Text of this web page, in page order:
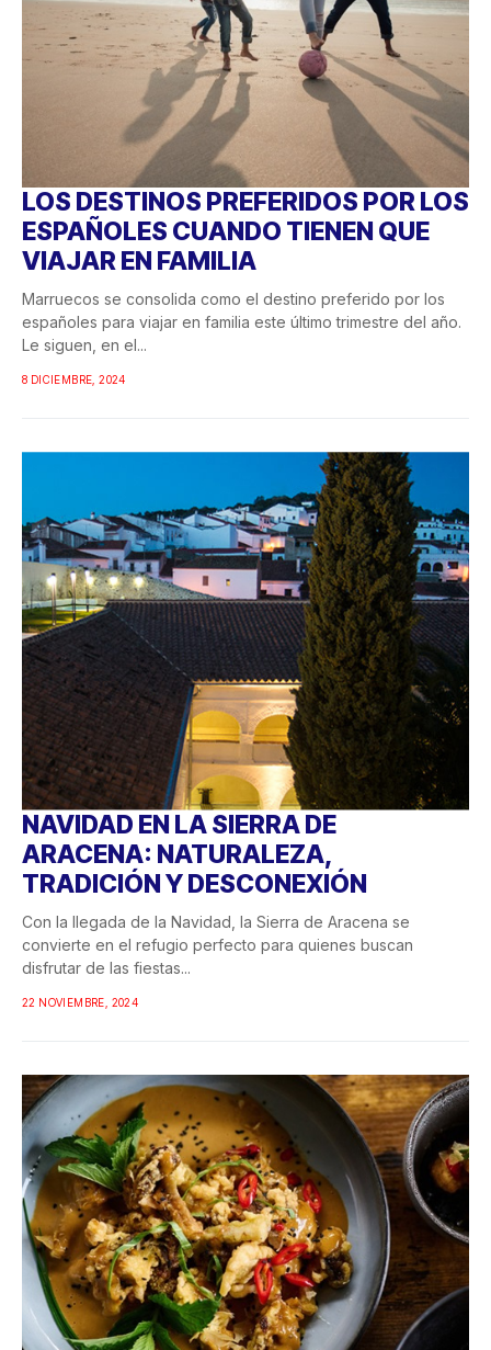
LOS DESTINOS PREFERIDOS POR LOS
ESPAÑOLES CUANDO TIENEN QUE
VIAJAR EN FAMILIA
Marruecos se consolida como el destino preferido por los
españoles para viajar en familia este último trimestre del año.
Le siguen, en el...
8 DICIEMBRE, 2024
NAVIDAD EN LA SIERRA DE
ARACENA: NATURALEZA,
TRADICIÓN Y DESCONEXIÓN
Con la llegada de la Navidad, la Sierra de Aracena se
convierte en el refugio perfecto para quienes buscan
disfrutar de las fiestas...
22 NOVIEMBRE, 2024